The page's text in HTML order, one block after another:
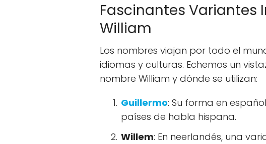
Fascinantes Variantes
William
Los nombres viajan por todo el
idiomas y culturas. Echemos un
nombre William y dónde se utilizan:
Guillermo: Su forma en
países de habla hispana.
Willem: En neerlandés, una